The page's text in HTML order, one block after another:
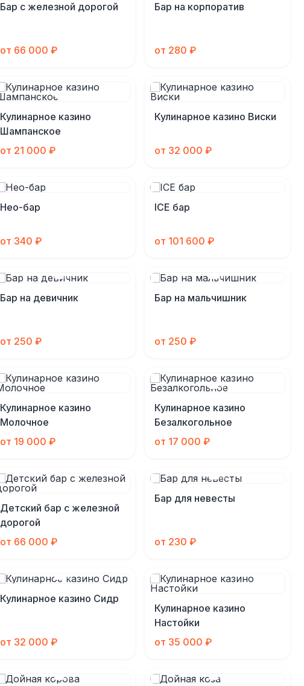
Бар с железной дорогой
от 66 000 ₽
Бар на корпоратив
от 280 ₽
Кулинарное казино
Шампанское
от 21 000 ₽
Кулинарное казино Виски
от 32 000 ₽
Нео-бар
от 340 ₽
ICE бар
от 101 600 ₽
Бар на девичник
от 250 ₽
Бар на мальчишник
от 250 ₽
Кулинарное казино
Молочное
от 19 000 ₽
Кулинарное казино
Безалкогольное
от 17 000 ₽
Детский бар с железной
дорогой
от 66 000 ₽
Бар для невесты
от 230 ₽
Кулинарное казино Сидр
от 32 000 ₽
Кулинарное казино
Настойки
от 35 000 ₽